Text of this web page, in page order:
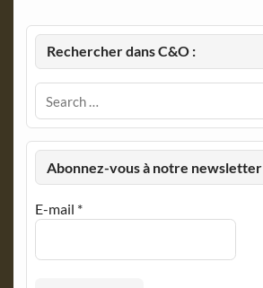
Rechercher dans C&O :
Abonnez-vous à notre newsletter
E-mail *